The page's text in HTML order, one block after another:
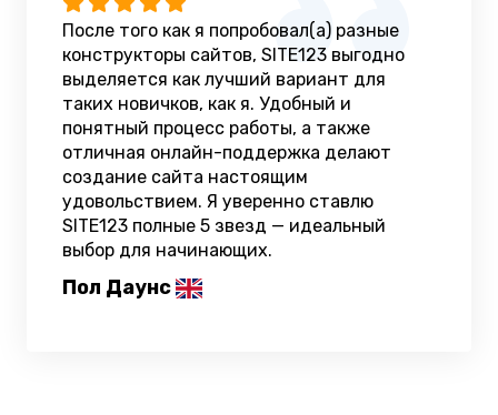
После того как я попробовал(а) разные
конструкторы сайтов, SITE123 выгодно
выделяется как лучший вариант для
таких новичков, как я. Удобный и
понятный процесс работы, а также
отличная онлайн-поддержка делают
создание сайта настоящим
удовольствием. Я уверенно ставлю
SITE123 полные 5 звезд — идеальный
выбор для начинающих.
Пол Даунс